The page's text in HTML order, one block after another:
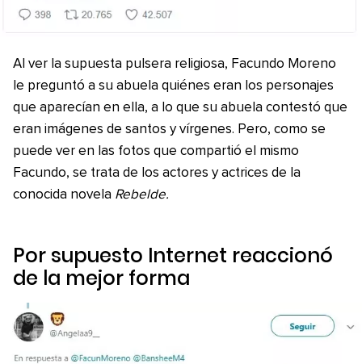
Al ver la supuesta pulsera religiosa, Facundo Moreno
le preguntó a su abuela quiénes eran los personajes
que aparecían en ella, a lo que su abuela contestó que
eran imágenes de santos y vírgenes. Pero, como se
puede ver en las fotos que compartió el mismo
Facundo, se trata de los actores y actrices de la
conocida novela Rebelde.
Por supuesto Internet reaccionó
de la mejor forma